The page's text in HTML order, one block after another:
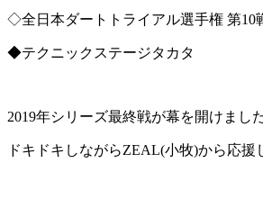
◇全日本ダートトライアル選手権 第10
◆テクニックステージタカタ
2019年シリーズ最終戦が幕を開けまし
ドキドキしながらZEAL(小牧)から応援